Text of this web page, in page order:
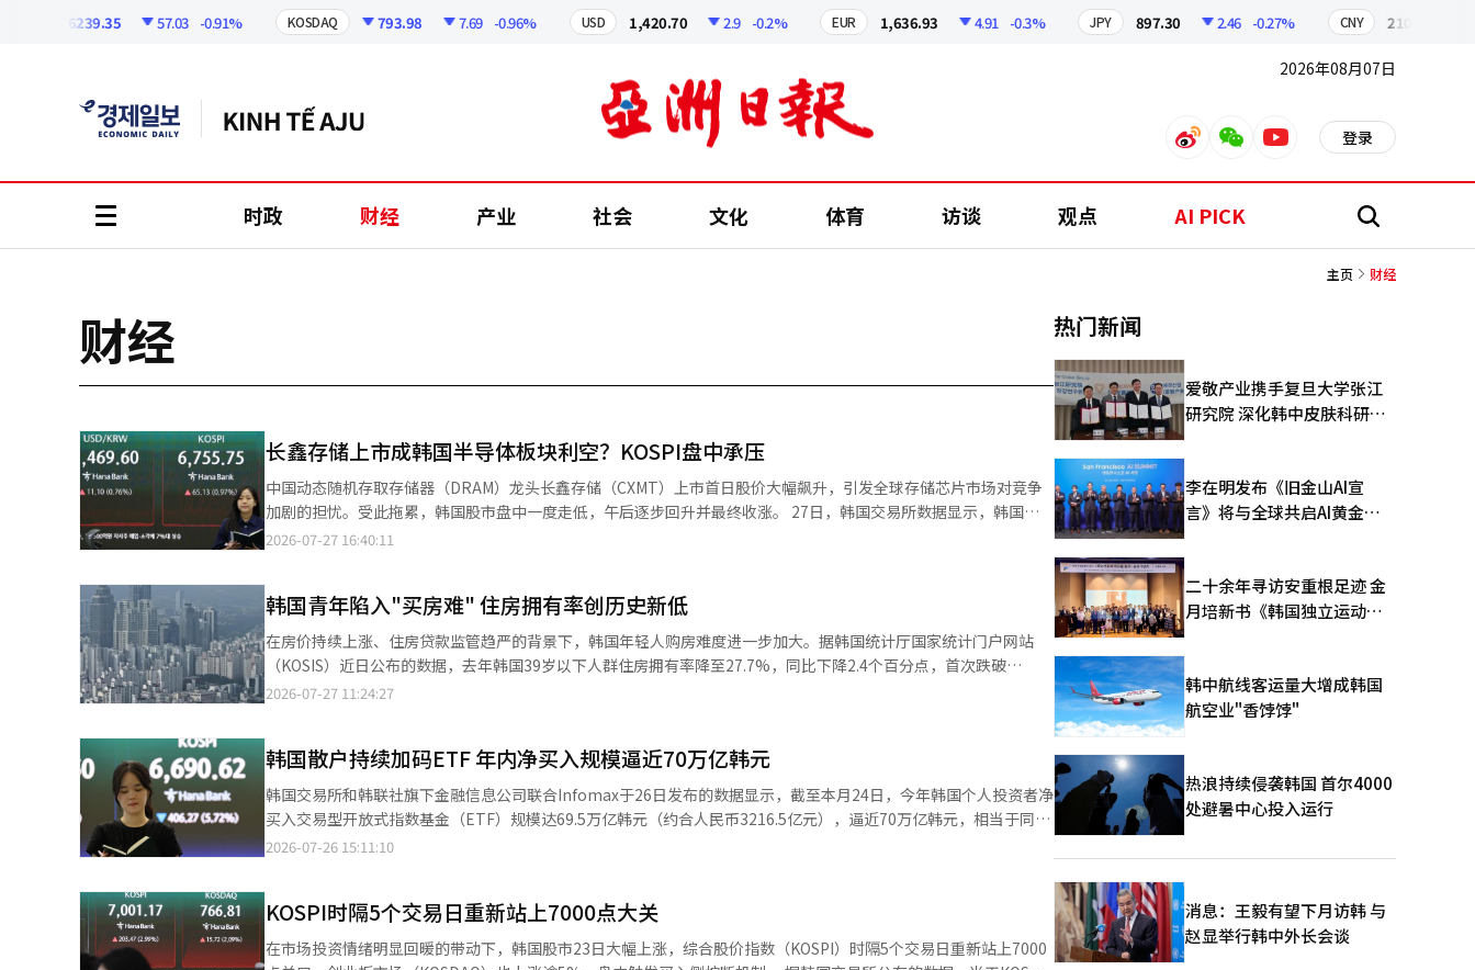
6239.35 57.03 -0.91% KOSDAQ 793.98 7.69 -0.96% USD 1,420.70 2.9 -0.2% EUR 1,636.93 4.91 -0.3% JPY 897.30 2.46 -0.27% CNY 210.59
2026年08月07日
weiboweixinyoutube 登录
时政 财经 产业 社会 文化 体育 访谈 观点 AI PICK 搜
主页 财经
财经
长鑫存储上市成韩国半导体板块利空？KOSPI盘中承压
中国动态随机存取存储器（DRAM）龙头长鑫存储（CXMT）上市首日股价大幅飙升，引发全球存储芯片市场对竞争
加剧的担忧。受此拖累，韩国股市盘中一度走低，午后逐步回升并最终收涨。 27日，韩国交易所数据显示，韩国综
合股价指数（KOSPI）盘中一度受长鑫存储在上海证券交易所上市影响，下跌至6557.39点，较前一交易日下跌
2026-07-27 16:40:11
韩国青年陷入"买房难" 住房拥有率创历史新低
在房价持续上涨、住房贷款监管趋严的背景下，韩国年轻人购房难度进一步加大。据韩国统计厅国家统计门户网站
（KOSIS）近日公布的数据，去年韩国39岁以下人群住房拥有率降至27.7%，同比下降2.4个百分点，首次跌破
30%，也是2017年该项统计口径调整以来的最低水平。 相比之下，50岁年龄段和60岁及以上人群的住房拥有率分别
2026-07-27 11:24:27
韩国散户持续加码ETF 年内净买入规模逼近70万亿韩元
韩国交易所和韩联社旗下金融信息公司联合Infomax于26日发布的数据显示，截至本月24日，今年韩国个人投资者净
买入交易型开放式指数基金（ETF）规模达69.5万亿韩元（约合人民币3216.5亿元），逼近70万亿韩元，相当于同期
韩国综合股价指数（KOSPI）市场净买入金额的六成以上。 数据显示，今年以来，韩国个人投资者累计净买入KOSPI
2026-07-26 15:11:10
KOSPI时隔5个交易日重新站上7000点大关
在市场投资情绪明显回暖的带动下，韩国股市23日大幅上涨，综合股价指数（KOSPI）时隔5个交易日重新站上7000
热门新闻
爱敬产业携手复旦大学张江
研究院 深化韩中皮肤科研合
李在明发布《旧金山AI宣
言》将与全球共启AI黄金时
二十余年寻访安重根足迹 金
月培新书《韩国独立运动圣
韩中航线客运量大增成韩国
航空业"香饽饽"
热浪持续侵袭韩国 首尔4000
处避暑中心投入运行
消息：王毅有望下月访韩 与
赵显举行韩中外长会谈